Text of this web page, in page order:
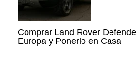
Comprar Land Rover
Europa y Ponerlo en Casa